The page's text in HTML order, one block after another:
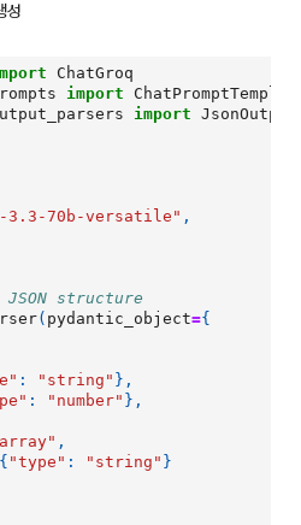
성
ChatGroq
import
import
3.3-70b-versatile" ,
structure
( pydantic_object={
: "string" },
: "number" },
,
{ "type" : "string" }